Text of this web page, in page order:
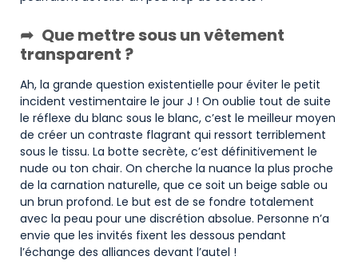
Que mettre sous un vêtement
transparent ?
Ah, la grande question existentielle pour éviter le petit
incident vestimentaire le jour J ! On oublie tout de suite
le réflexe du blanc sous le blanc, c’est le meilleur moyen
de créer un contraste flagrant qui ressort terriblement
sous le tissu. La botte secrète, c’est définitivement le
nude ou ton chair. On cherche la nuance la plus proche
de la carnation naturelle, que ce soit un beige sable ou
un brun profond. Le but est de se fondre totalement
avec la peau pour une discrétion absolue. Personne n’a
envie que les invités fixent les dessous pendant
l’échange des alliances devant l’autel !